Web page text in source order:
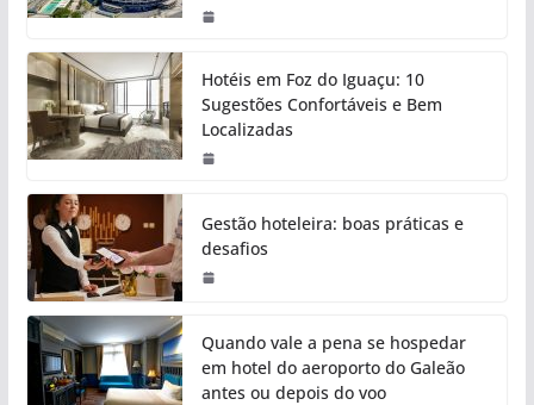
Hotéis em Foz do Iguaçu: 10
Sugestões Confortáveis e Bem
Localizadas
Gestão hoteleira: boas práticas e
desafios
Quando vale a pena se hospedar
em hotel do aeroporto do Galeão
antes ou depois do voo